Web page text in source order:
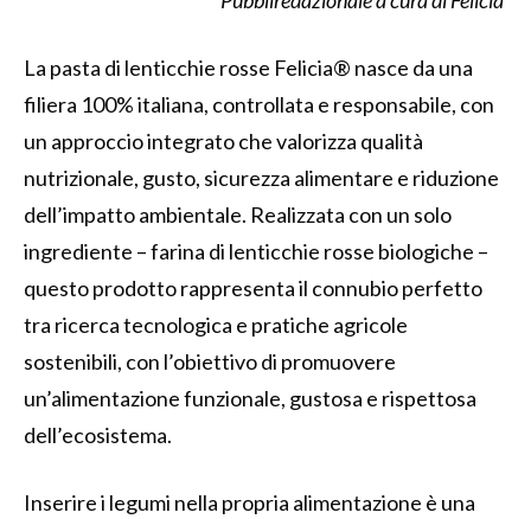
La pasta di lenticchie rosse Felicia® nasce da una
filiera 100% italiana, controllata e responsabile, con
un approccio integrato che valorizza qualità
nutrizionale, gusto, sicurezza alimentare e riduzione
dell’impatto ambientale. Realizzata con un solo
ingrediente – farina di lenticchie rosse biologiche –
questo prodotto rappresenta il connubio perfetto
tra ricerca tecnologica e pratiche agricole
sostenibili, con l’obiettivo di promuovere
un’alimentazione funzionale, gustosa e rispettosa
dell’ecosistema.
Inserire i legumi nella propria alimentazione è una